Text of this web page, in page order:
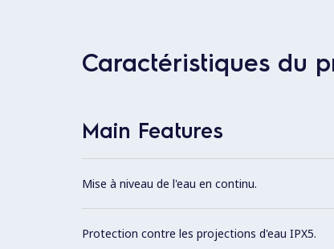
Caractéristiques du
Main Features
Mise à niveau de l'eau en continu.
Protection contre les projections d'eau IPX5.